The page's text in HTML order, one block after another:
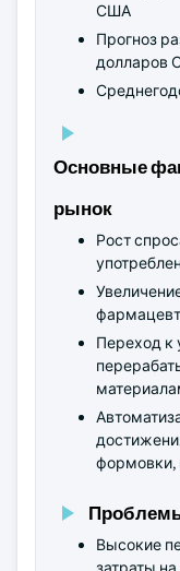
США
Прогноз
долларов
Основные
рынок
Рост
Переход к
формовки,
Высокие